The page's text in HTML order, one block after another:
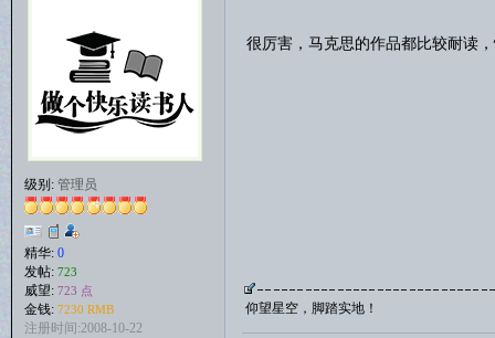
级别: 管理员
精华: 0
发帖: 723
威望: 723 点
金钱: 7230 RMB
注册时间:2008-10-22
很厉害，马克思的作品都比较耐读
仰望星空，脚踏实地！